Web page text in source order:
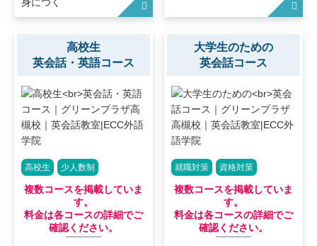
高校生
英会話・英語コース
高校生 少人数制
複数コースを掲載していま
す。
料金は各コースの詳細でご
確認ください。
大学生のための
英会話コース
就職対策 資格対策
複数コースを掲載していま
す。
料金は各コースの詳細でご
確認ください。